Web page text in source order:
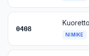
0408
NIMIKE